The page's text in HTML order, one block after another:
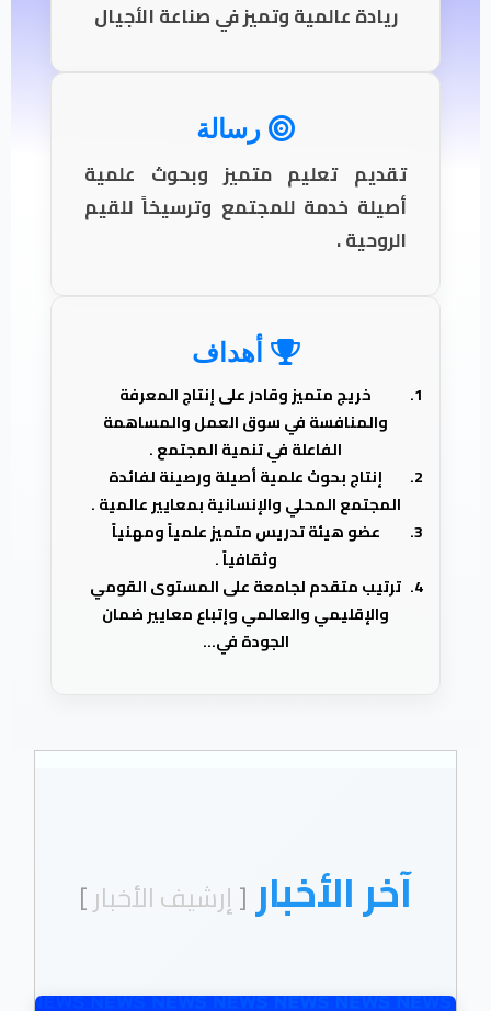
ريادة عالمية وتميز في صناعة الأجيال
رسالة
تقديم تعليم متميز وبحوث علمية
أصيلة خدمة للمجتمع وترسيخاً للقيم
الروحية .
أهداف
خريج متميز وقادر على إنتاج المعرفة
والمنافسة في سوق العمل والمساهمة
الفاعلة في تنمية المجتمع .
إنتاج بحوث علمية أصيلة ورصينة لفائدة
المجتمع المحلي والإنسانية بمعايير عالمية .
عضو هيئة تدريس متميز علمياً ومهنياً
وثقافياً .
ترتيب متقدم لجامعة على المستوى القومي
والإقليمي والعالمي وإتباع معايير ضمان
الجودة في...
آخر الأخبار [إرشيف الأخبار]